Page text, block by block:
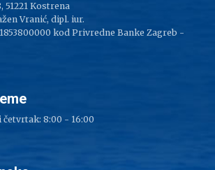
51221 Kostrena
Vranić, dipl. iur.
kod Privredne Banke Zagreb -
8:00 - 16:00